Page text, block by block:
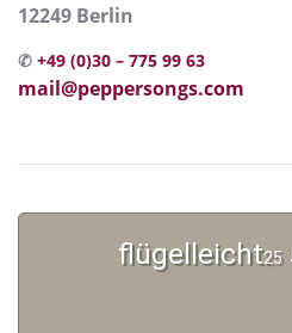
12249 Berlin
✆ +49 (0)30 – 775 99 63
mail@peppersongs.com
flügelleicht25